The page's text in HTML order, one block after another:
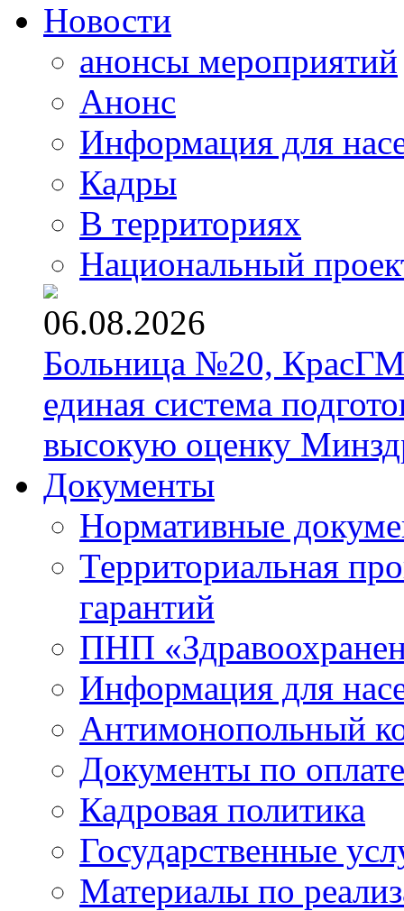
Новости
анонсы мероприятий
Анонс
Информация для
Кадры
В территориях
Национальный
06.08.2026
Больница №20,
единая система
высокую оценку
Документы
Нормативные
Территориальная
гарантий
ПНП
Информация для
Антимонопольный
Документы по
Кадровая политика
Государственные
Материалы по